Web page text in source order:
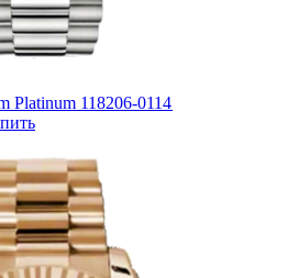
Platinum 118206-0114